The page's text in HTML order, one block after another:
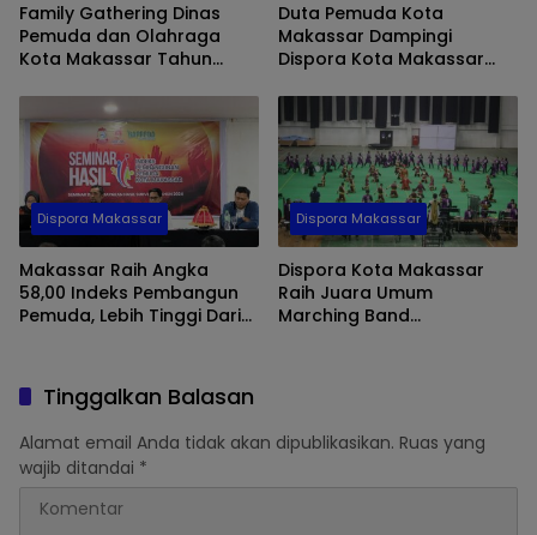
Family Gathering Dinas
Pemuda dan Olahraga
Kota Makassar Tahun
Kebersamaan dan
Harmoni
Duta Pemuda Kota
Makassar Dampingi
Dispora Kota Makassar
Kecamatan Manggala
Dispora Makassar
Makassar Raih Angka
58,00 Indeks Pembangun
Pemuda, Lebih Tinggi Dari
Dispora Makassar
Dispora Kota Makassar
Raih Juara Umum
Marching Band
Tinggalkan Balasan
Alamat email Anda tidak akan dipublikasikan. Ruas yang
wajib ditandai *